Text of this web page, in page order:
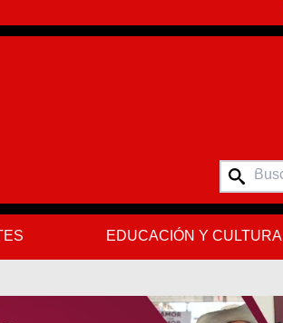
EDUCACIÓN Y CULTURA